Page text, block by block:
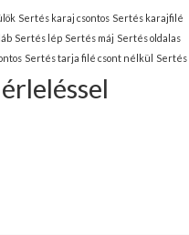
Sertés karaj csontos Sertés karajfilé
Sertés lép Sertés máj Sertés oldalas
Sertés tarja filé csont nélkül Sertés
érleléssel